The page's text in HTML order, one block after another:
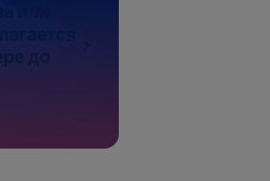
или
до